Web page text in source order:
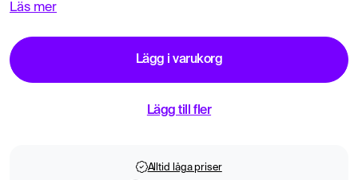
Läs mer
Lägg i varukorg
Lägg till fler
Alltid låga priser